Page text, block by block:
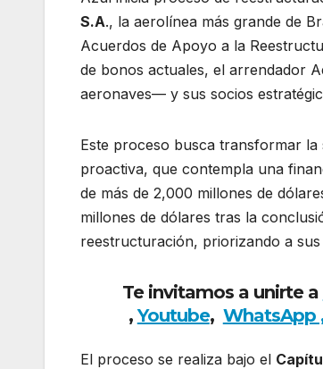
S.A., la aerolínea más grande de
Acuerdos de Apoyo a la
de bonos actuales, el arrendador
aeronaves— y sus socios
Este proceso busca transformar
proactiva, que contempla una
de más de 2,000 millones de
millones de dólares tras la
reestructuración, priorizando a
Te invitamos a unirte a
,Youtube, WhatsApp ,
El proceso se realiza bajo el